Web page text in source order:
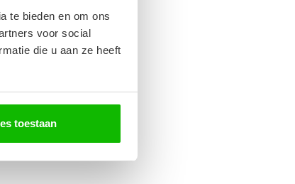
te bieden en om ons
voor social
die u aan ze heeft
toestaan